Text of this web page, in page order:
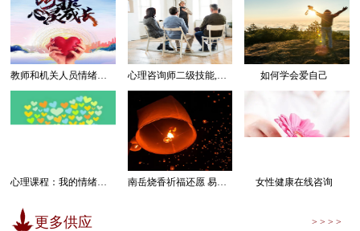
如何学会爱自己
南岳烧香祈福还愿 易经卜卦算命求运 女性健康在线咨询
更多供应 > > > >